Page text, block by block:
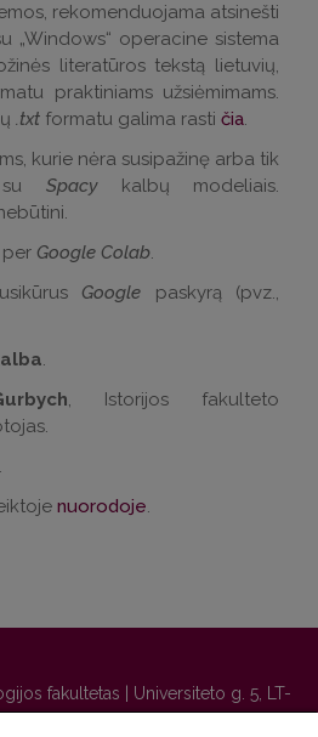
rekomenduojama atsinešti
„Windows“ operacine sistema
literatūros tekstą lietuvių,
praktiniams užsiėmimams.
.txt formatu galima rasti čia.
kurie nėra susipažinę arba tik
su Spacykalbų modeliais.
Google Colab.
Google paskyrą (pvz.,
.
, Istorijos fakulteto
nuorodoje.
fakultetas | Universiteto g. 5, LT-